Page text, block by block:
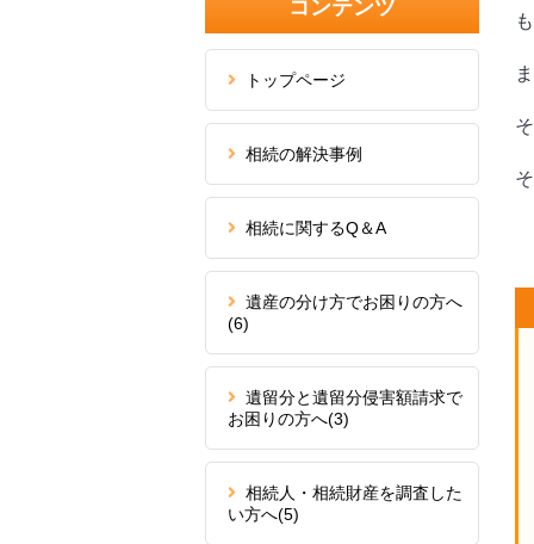
コンテンツ
トップページ
相続の解決事例
相続に関するQ＆A
遺産の分け方でお困りの方へ
(6)
遺留分と遺留分侵害額請求で
お困りの方へ(3)
相続人・相続財産を調査した
い方へ(5)